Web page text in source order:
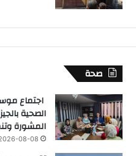
صحة
اجتماع
الصحية
المشورة
08-08